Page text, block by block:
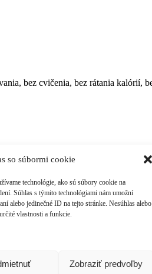
so súbormi cookie
technológie, ako sú súbory cookie na
Súhlas s týmito technológiami nám umožní
alebo jedinečné ID na tejto stránke. Nesúhlas alebo
vlastnosti a funkcie.
Zobraziť predvoľby
bez cvičenia, bez rátania kalórií,